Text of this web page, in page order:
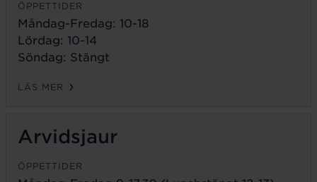
ÖPPETTIDER
Måndag-Fredag: 10-18
Lördag: 10-14
Söndag: Stängt
LÄS MER
Arvidsjaur
ÖPPETTIDER